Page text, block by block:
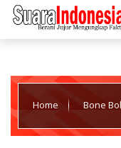
Home Bone